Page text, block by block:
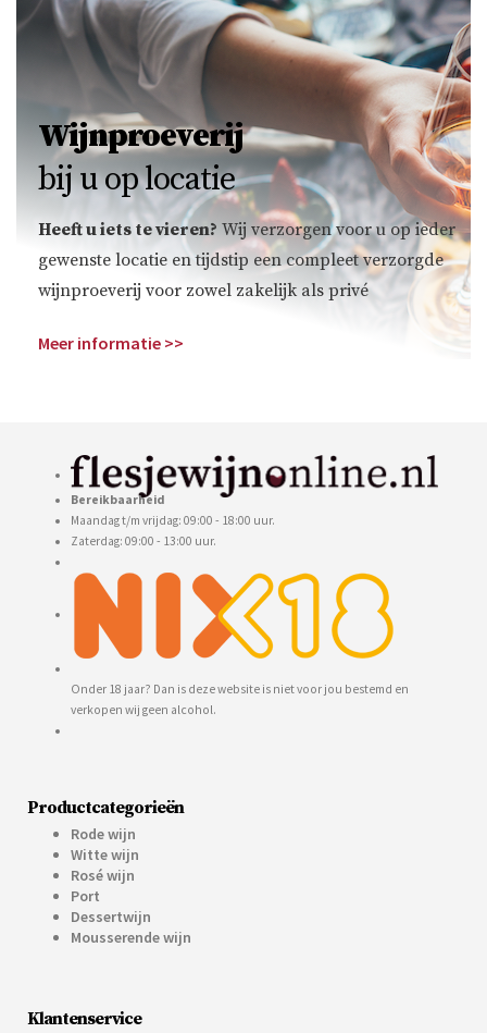
Wijnproeverij
bij u op locatie
Heeft u iets te vieren? Wij verzorgen voor u op ieder
gewenste locatie en tijdstip een compleet verzorgde
wijnproeverij voor zowel zakelijk als privé
Meer informatie >>
Bereikbaarheid
Maandag t/m vrijdag: 09:00 - 18:00 uur.
Zaterdag: 09:00 - 13:00 uur.
Onder 18 jaar? Dan is deze website is niet voor jou bestemd en
verkopen wij geen alcohol.
Productcategorieën
Rode wijn
Witte wijn
Rosé wijn
Port
Dessertwijn
Mousserende wijn
Klantenservice